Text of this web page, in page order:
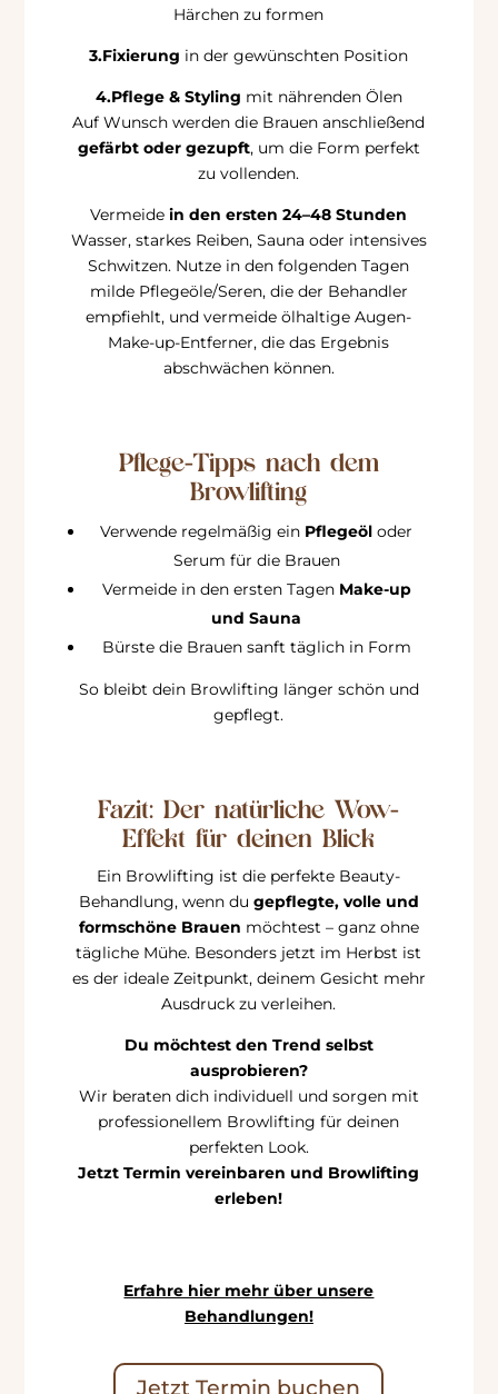
Härchen zu formen
3.Fixierung in der gewünschten Position
4.Pflege & Styling mit nährenden Ölen
Auf Wunsch werden die Brauen anschließend
gefärbt oder gezupft, um die Form perfekt
zu vollenden.
Vermeidein den ersten 24–48 Stunden
Wasser, starkes Reiben, Sauna oder intensives
Schwitzen. Nutze in den folgenden Tagen
milde Pflegeöle/Seren, die der Behandler
empfiehlt, und vermeide ölhaltige Augen-
Make-up-Entferner, die das Ergebnis
abschwächen können.
Pflege-Tipps nach dem
Browlifting
Verwende regelmäßig ein Pflegeöl oder
Serum für die Brauen
Vermeide in den ersten Tagen Make-up
und Sauna
Bürste die Brauen sanft täglich in Form
So bleibt dein Browlifting länger schön und
gepflegt.
Fazit: Der natürliche Wow-
Effekt für deinen Blick
Ein Browlifting ist die perfekte Beauty-
Behandlung, wenn du gepflegte, volle und
formschöne Brauen möchtest – ganz ohne
tägliche Mühe. Besonders jetzt im Herbst ist
es der ideale Zeitpunkt, deinem Gesicht mehr
Ausdruck zu verleihen.
Du möchtest den Trend selbst
ausprobieren?
Wir beraten dich individuell und sorgen mit
professionellem Browlifting für deinen
perfekten Look.
Jetzt Termin vereinbaren und Browlifting
erleben!
Erfahre hier mehr über unsere
Behandlungen!
Jetzt Termin buchen